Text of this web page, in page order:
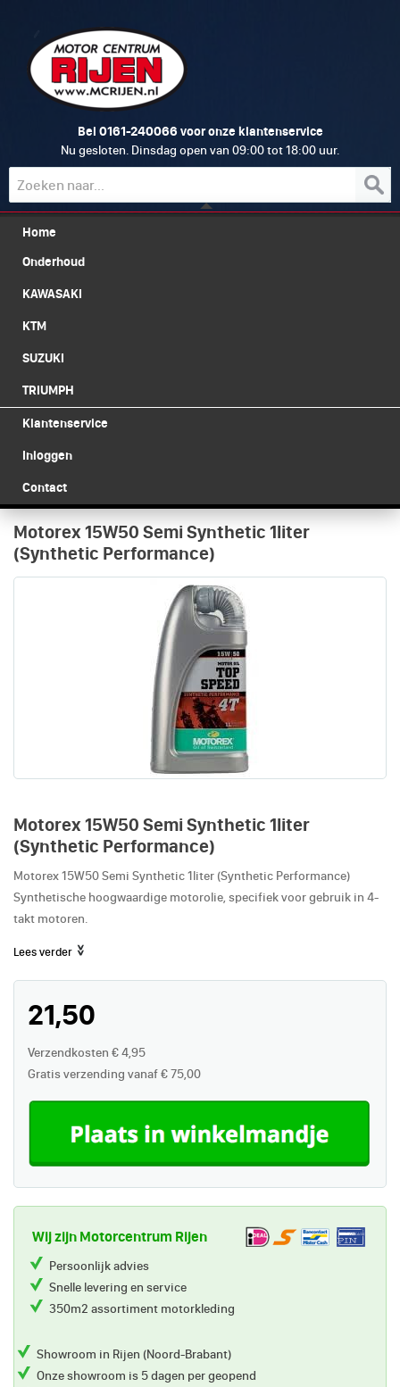
Bel 0161-240066 voor onze klantenservice
Nu gesloten. Dinsdag open van 09:00 tot 18:00 uur.
Home
Onderhoud
KAWASAKI
KTM
SUZUKI
TRIUMPH
Klantenservice
Inloggen
Contact
Motorex 15W50 Semi Synthetic 1liter
(Synthetic Performance)
Motorex 15W50 Semi Synthetic 1liter
(Synthetic Performance)
Motorex 15W50 Semi Synthetic 1liter (Synthetic Performance)
Synthetische hoogwaardige motorolie, specifiek voor gebruik in 4-
takt motoren.
Lees verder
21,50
Verzendkosten € 4,95
Gratis verzending vanaf € 75,00
Wij zijn Motorcentrum Rijen
Persoonlijk advies
Snelle levering en service
350m2 assortiment motorkleding
Showroom in Rijen (Noord-Brabant)
Onze showroom is 5 dagen per geopend